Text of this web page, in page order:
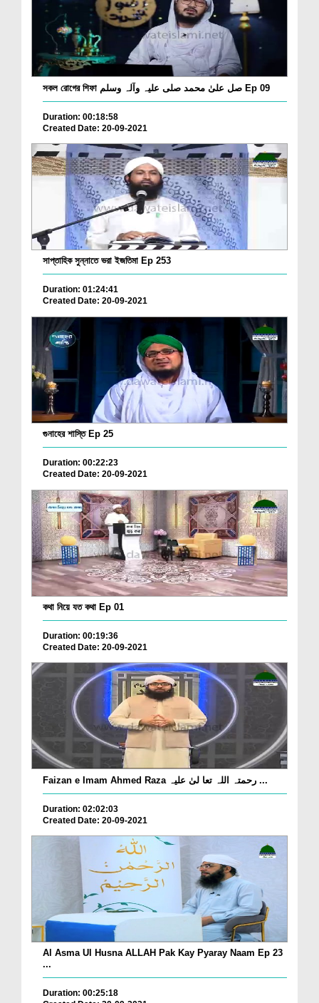
সকল রোগের শিফা صل علیٰ محمد صلی علیہ وآلہ وسلم Ep 09
Duration: 00:18:58
Created Date: 20-09-2021
সাপ্তাহিক সুন্নাতে ভরা ইজতিমা Ep 253
Duration: 01:24:41
Created Date: 20-09-2021
গুনাহের শাস্তি Ep 25
Duration: 00:22:23
Created Date: 20-09-2021
কথা নিয়ে যত কথা Ep 01
Duration: 00:19:36
Created Date: 20-09-2021
Faizan e Imam Ahmed Raza رحمتہ اللہ تعا لیٰ علیہ ...
Duration: 02:02:03
Created Date: 20-09-2021
Al Asma Ul Husna ALLAH Pak Kay Pyaray Naam Ep 23
...
Duration: 00:25:18